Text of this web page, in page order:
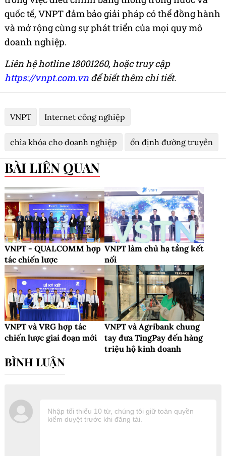
quốc tế, VNPT đảm bảo giải pháp có thể đồng hành
và mở rộng cùng sự phát triển của mọi quy mô
doanh nghiệp.
Liênhệhotline 18001260, hoặc truy cập
https://vnpt.com.vn để biết thêm chi tiết.
VNPT Internet công nghiệp
chìa khóa cho doanh nghiệp ổn định đường truyền
BÀI LIÊN QUAN
VNPT - QUALCOMM hợp
tác chiến lược
VNPT làm chủ hạ tầng kết
nối
VNPT và VRG hợp tác
chiến lược giai đoạn mới
VNPT và Agribank chung
tay đưa TingPay đến hàng
triệu hộ kinh doanh